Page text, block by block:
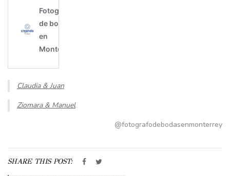
Claudia & Juan
Ziomara & Manuel
@fotografodebodasenmonterrey
SHARE THIS POST: